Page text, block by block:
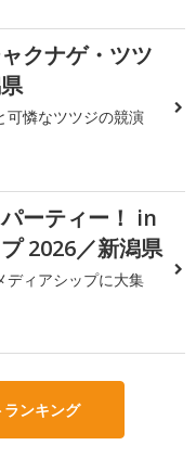
クナゲ・ツツ
可憐なツツジの競演
ーティー！ in
2026／新潟県
ディアシップに大集
ンキング